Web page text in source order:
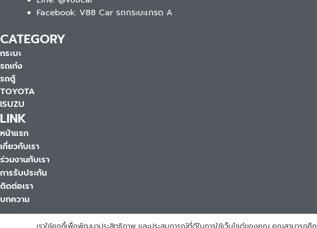
Facebook: V88 Car รถกระบะเกรด A
CATEGORY
กระบะ
รถเก๋ง
รถตู้
TOYOTA
ISUZU
LINK
หน้าแรก
เกี่ยวกับเรา
ร่วมงานกับเรา
การรับประกัน
ติดต่อเรา
บทความ